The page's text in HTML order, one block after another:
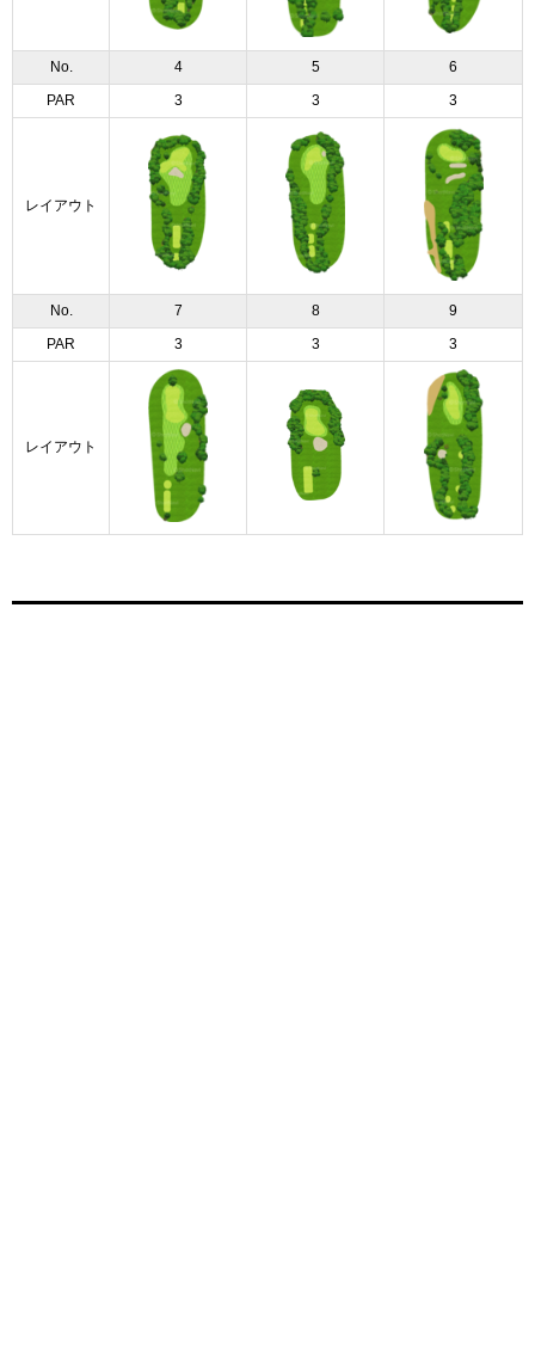
No. 4 5 6
PAR 3 3 3
レイアウト
No. 7 8 9
PAR 3 3 3
レイアウト